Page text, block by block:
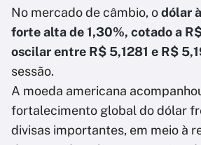
No mercado de câmbio, odólar
forte alta de 1,30%, cotado a
oscilar entre R$ 5,1281 e R$
sessão.
A moeda americana
fortalecimento global do dólar
divisas importantes, em meio à